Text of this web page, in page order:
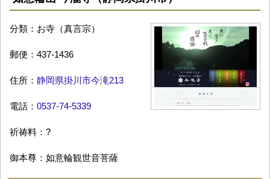
分類：お寺（真言宗）
郵便：437-1436
住所： 静岡県掛川市今滝213
電話： 0537-74-5339
祈祷料：?
御本尊：如意輪観世音菩薩